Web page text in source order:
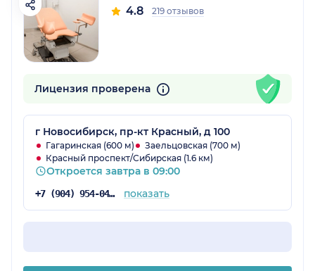
4.8 219 отзывов
Лицензия проверена
г Новосибирск, пр-кт Красный, д 100
Гагаринская (600 м)
Заельцовская (700 м)
Красный проспект/Сибирская (1.6 км)
Откроется завтра в 09:00
+7 (904) 954-04-97 показать